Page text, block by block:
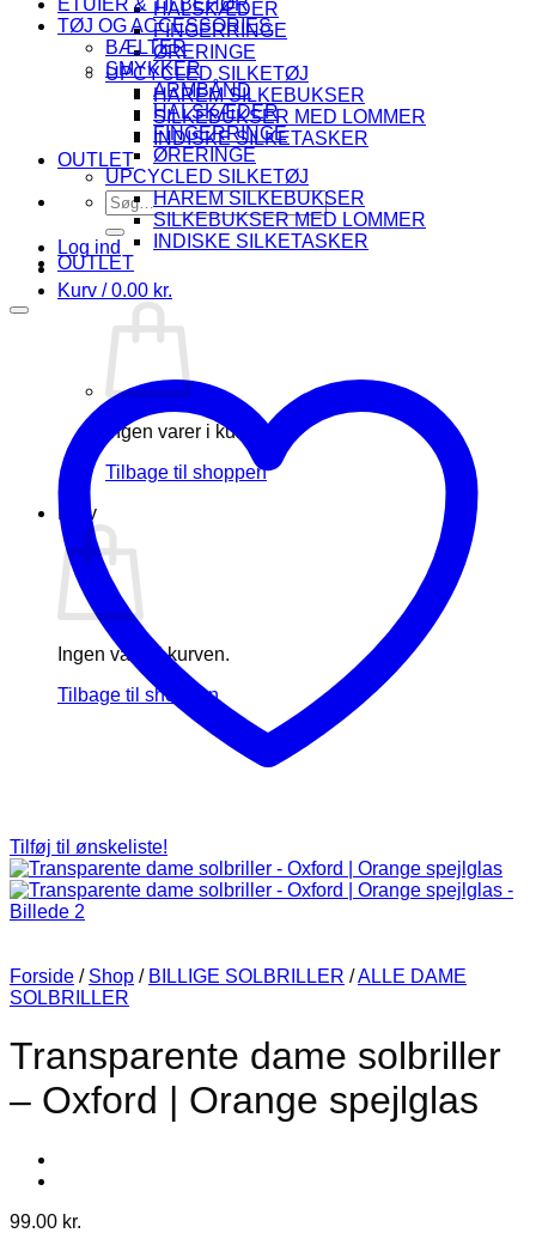
HALSKÆDER
FINGERRINGE
ØRERINGE
UPCYCLED SILKETØJ
HAREM SILKEBUKSER
SILKEBUKSER MED LOMMER
INDISKE SILKETASKER
OUTLET
Søg
efter:
Log ind
Kurv /0.00 kr.
Ingen varer i kurven.
Tilbage til shoppen
Kurv
Ingen varer i kurven.
Tilbage til shoppen
TØJ OG ACCESSORIES
BÆLTER
SMYKKER
ARMBÅND
HALSKÆDER
FINGERRINGE
ØRERINGE
UPCYCLED SILKETØJ
HAREM SILKEBUKSER
SILKEBUKSER MED LOMMER
INDISKE SILKETASKER
OUTLET
Tilføj til ønskeliste!
Forside / Shop / BILLIGE SOLBRILLER /ALLE DAME
SOLBRILLER
Transparente dame solbriller
– Oxford | Orange spejlglas
99.00 kr.